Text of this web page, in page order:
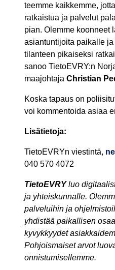
teemme kaikkemme,
ratkaistua ja palvelut
pian. Olemme koonneet
asiantuntijoita paikalle
tilanteen pikaiseksi
sanoo TietoEVRY:n
maajohtaja Christian
Koska tapaus on
voi kommentoida asiaa
Lisätietoja:
TietoEVRYn viestintä,
040 570 4072
TietoEVRYluo
ja yhteiskunnalle.
palveluihin ja
yhdistää paikallisen
kyvykkyydet
Pohjoismaiset arvot
onnistumisellemme.